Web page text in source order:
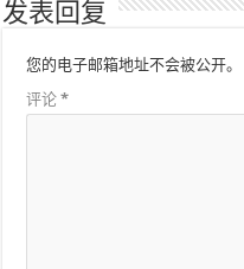
发表回复
您的电子邮箱地址不会被公开。
评论*